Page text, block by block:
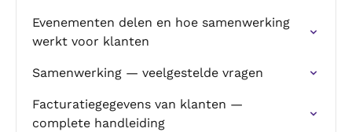
Evenementen delen en hoe samenwerking
werkt voor klanten
Samenwerking — veelgestelde vragen
Facturatiegegevens van klanten —
complete handleiding